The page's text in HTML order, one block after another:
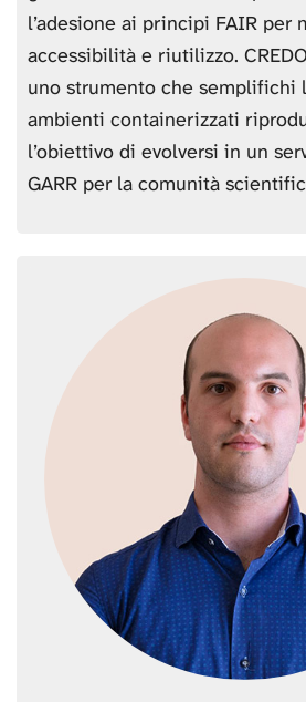
l’adesione ai principi FAIR per
accessibilità e riutilizzo.
uno strumento che semplifichi
ambienti containerizzati
l’obiettivo di evolversi in un
GARR per la comunità